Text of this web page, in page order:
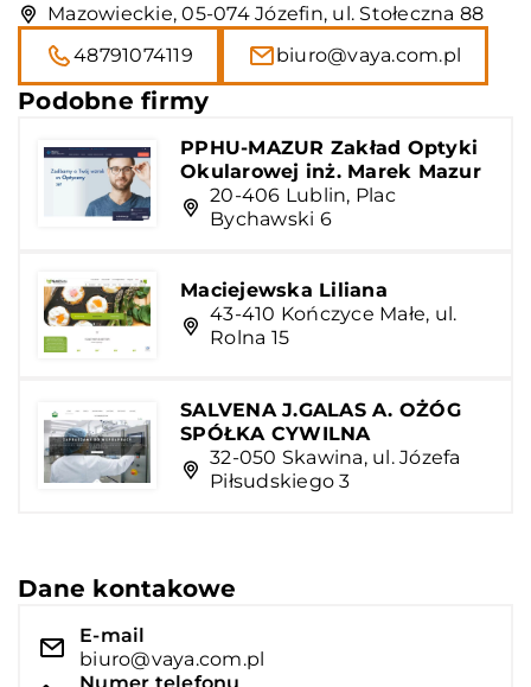
Mazowieckie, 05-074 Józefin, ul. Stołeczna 88
48791074119
biuro@vaya.com.pl
Podobne firmy
PPHU-MAZUR Zakład Optyki
Okularowej inż. Marek Mazur
20-406 Lublin, Plac
Bychawski 6
Maciejewska Liliana
43-410 Kończyce Małe, ul.
Rolna 15
SALVENA J.GALAS A. OŻÓG
SPÓŁKA CYWILNA
32-050 Skawina, ul. Józefa
Piłsudskiego 3
Dane kontakowe
E-mail
biuro@vaya.com.pl